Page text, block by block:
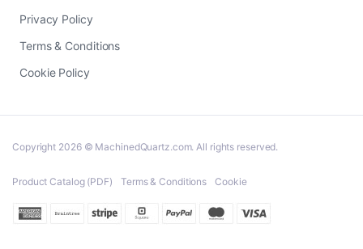
Privacy Policy
Terms & Conditions
Cookie Policy
Copyright 2026 © MachinedQuartz.com. All rights reserved.
Product Catalog (PDF) Terms & Conditions Cookie